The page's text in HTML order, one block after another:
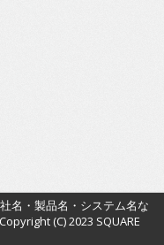
名・製品名・システム名な
(C) 2023 SQUARE